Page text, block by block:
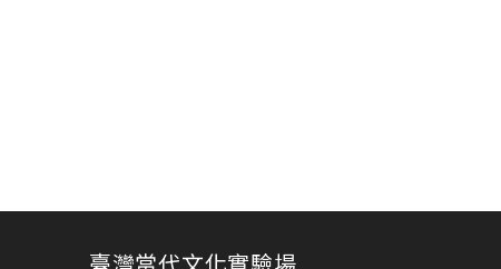
臺灣當代文化實驗場